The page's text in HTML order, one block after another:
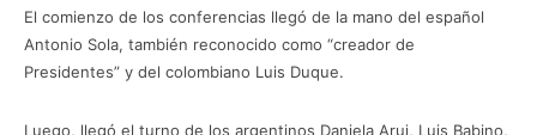
El comienzo de los conferencias llegó de la mano del español
Antonio Sola, también reconocido como “creador de
Presidentes” y del colombiano Luis Duque.
Luego, llegó el turno de los argentinos Daniela Aruj, Luis Babino,